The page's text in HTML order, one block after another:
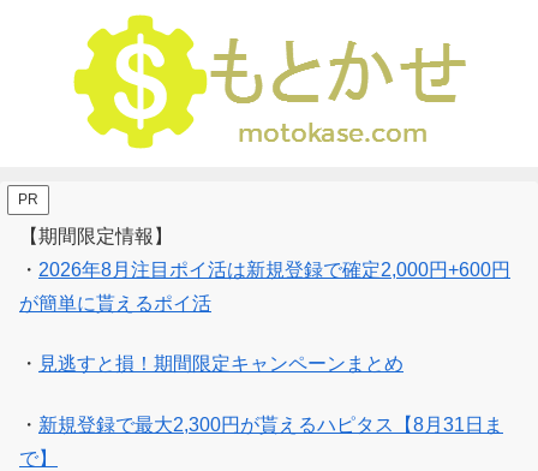
PR
【期間限定情報】
・ 2026年8月注目ポイ活は新規登録で確定2,000円+600円
が簡単に貰えるポイ活
・ 見逃すと損！期間限定キャンペーンまとめ
・ 新規登録で最大2,300円が貰えるハピタス【8月31日ま
で】